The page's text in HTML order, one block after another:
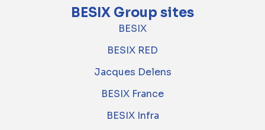
BESIX Group sites
BESIX
BESIX RED
Jacques Delens
BESIX France
BESIX Infra